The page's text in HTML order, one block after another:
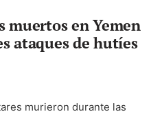
muertos en Yemen
ataques de hutíes
murieron durante las